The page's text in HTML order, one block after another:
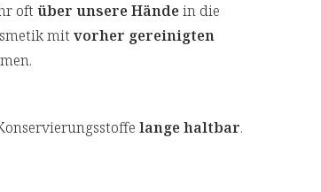
oft über unsere Händein die
mit vorher gereinigten
lange haltbar.